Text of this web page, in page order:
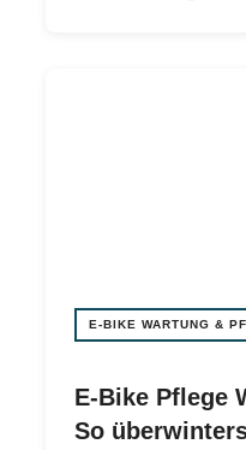
E-BIKE WARTUNG &
E-Bike Pflege
So